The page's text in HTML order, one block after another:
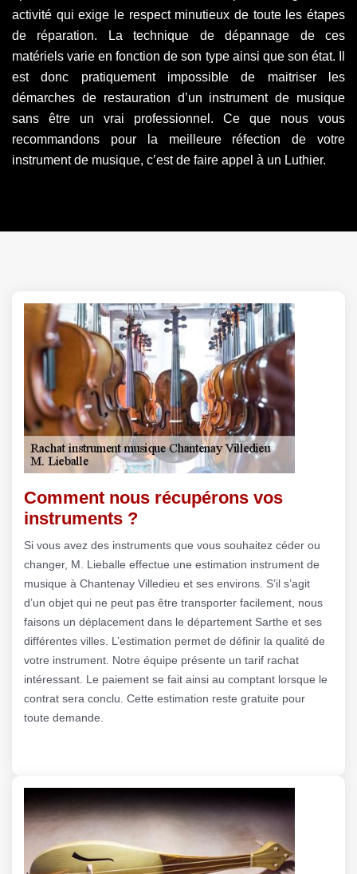
activité qui exige le respect minutieux de toute les étapes
de réparation. La technique de dépannage de ces
matériels varie en fonction de son type ainsi que son état. Il
est donc pratiquement impossible de maitriser les
démarches de restauration d’un instrument de musique
sans être un vrai professionnel. Ce que nous vous
recommandons pour la meilleure réfection de votre
instrument de musique, c’est de faire appel à un Luthier.
Comment nous récupérons vos
instruments ?
Si vous avez des instruments que vous souhaitez céder ou
changer, M. Lieballe effectue une estimation instrument de
musique à Chantenay Villedieu et ses environs. S’il s’agit
d’un objet qui ne peut pas être transporter facilement, nous
faisons un déplacement dans le département Sarthe et ses
différentes villes. L’estimation permet de définir la qualité de
votre instrument. Notre équipe présente un tarif rachat
intéressant. Le paiement se fait ainsi au comptant lorsque le
contrat sera conclu. Cette estimation reste gratuite pour
toute demande.